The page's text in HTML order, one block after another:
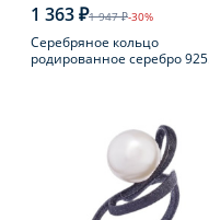
1 363 ₽1 947 ₽-30%
Серебряное кольцо
родированное серебро 925